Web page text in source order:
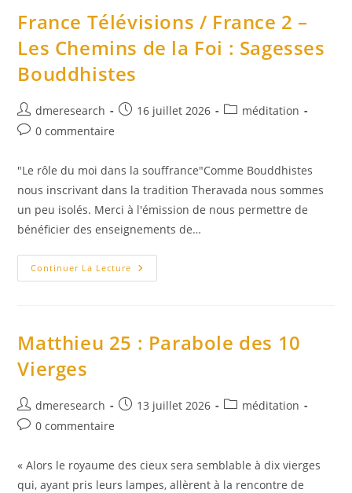
France Télévisions / France 2 –
Les Chemins de la Foi : Sagesses
Bouddhistes
Auteur/autrice
de
dmeresearch
Publication
16 juillet 2026
Postméditation
Commentaires
la
publication :
0 commentaire
"Le rôle du moi dans la souffrance"Comme Bouddhistes
nous inscrivant dans la tradition Theravada nous sommes
un peu isolés. Merci à l'émission de nous permettre de
bénéficier des enseignements de…
Continuer La Lecture France
Télévisions
Les
Chemins
Sagesses
Bouddhistes
Matthieu 25 : Parabole des 10
Vierges
Auteur/autrice
de
dmeresearch
Publication
13 juillet 2026
Postméditation
Commentaires
publication :
0 commentaire
« Alors le royaume des cieux sera semblable à dix vierges
qui, ayant pris leurs lampes, allèrent à la rencontre de